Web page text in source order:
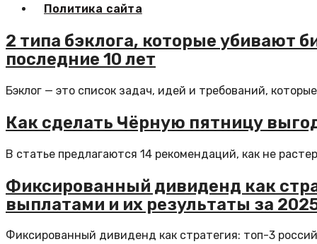
Политика сайта
2 типа бэклога, которые убивают
последние 10 лет
Бэклог — это список задач, идей и требований,
Как сделать Чёрную пятницу
В статье предлагаются 14 рекомендаций, как не
Фиксированный дивиденд как
выплатами и их результаты за
Фиксированный дивиденд как стратегия: топ-3